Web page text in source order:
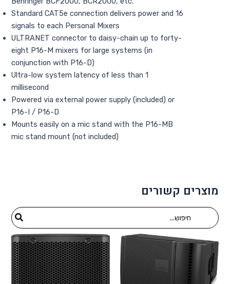
Standard CAT5e connection delivers power and 16
signals to each Personal Mixers
ULTRANET connector to daisy-chain up to forty-
eight P16-M mixers for large systems (in
conjunction with P16-D)
Ultra-low system latency of less than 1
millisecond
Powered via external power supply (included) or
P16-I / P16-D
Mounts easily on a mic stand with the P16-MB
mic stand mount (not included)
מוצרים קשורים
for: